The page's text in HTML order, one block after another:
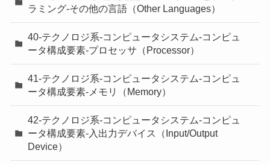
ラミング-その他の言語（Other Languages）
40-テクノロジ系-コンピュータシステム-コンピュ
ータ構成要素-プロセッサ（Processor）
41-テクノロジ系-コンピュータシステム-コンピュ
ータ構成要素-メモリ（Memory）
42-テクノロジ系-コンピュータシステム-コンピュ
ータ構成要素-入出力デバイス（Input/Output
Device）